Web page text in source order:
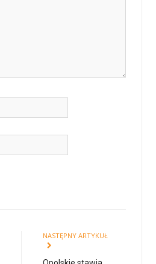
NASTĘPNY ARTYKUŁ